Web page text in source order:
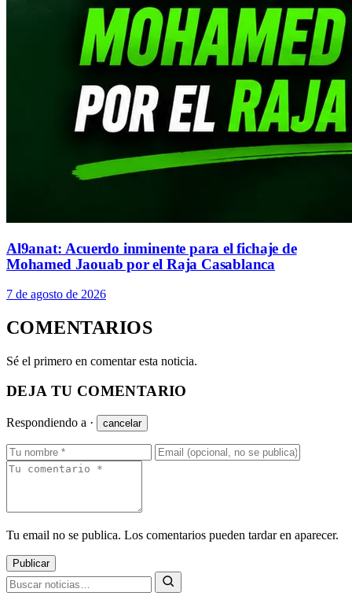
Al9anat: Acuerdo inminente para el fichaje de
Mohamed Jaouab por el Raja Casablanca
7 de agosto de 2026
COMENTARIOS
Sé el primero en comentar esta noticia.
DEJA TU COMENTARIO
Respondiendo a · cancelar
Tu email no se publica. Los comentarios pueden tardar en aparecer.
Publicar